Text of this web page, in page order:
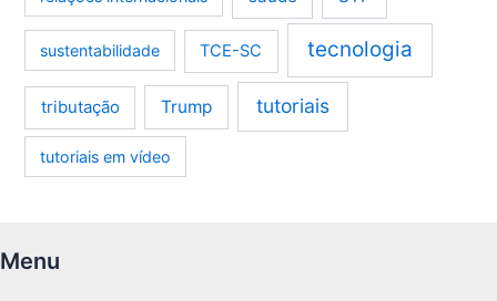
sustentabilidade TCE-SC tecnologia
tributação Trump tutoriais
tutoriais em vídeo
Menu